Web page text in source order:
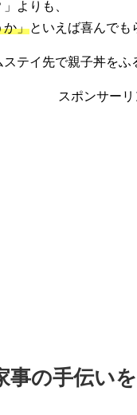
よりも、
か」といえば喜んでも
テイ先で親子丼をふ
スポンサーリ
事の手伝い